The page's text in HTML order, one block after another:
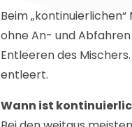
Beim
ohne An- und
Entleeren des
entleert.
Wann ist